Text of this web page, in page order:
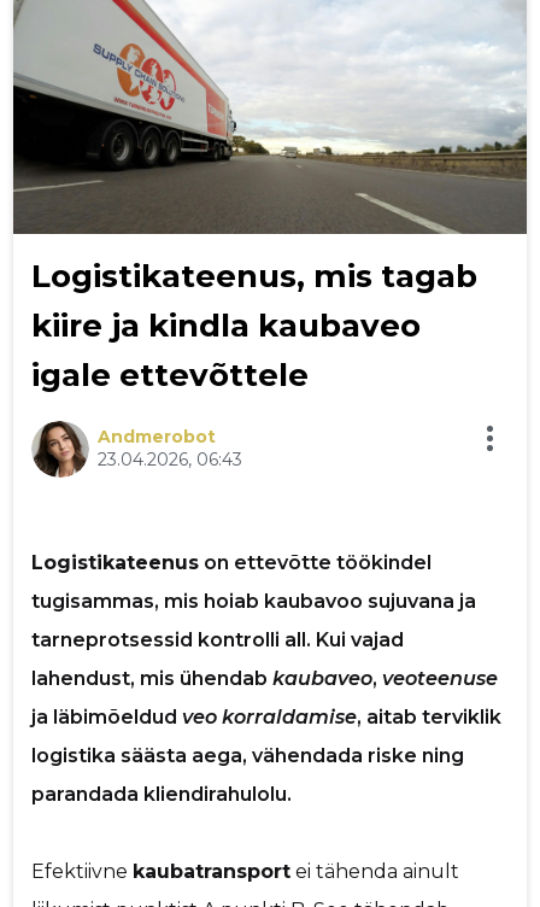
Logistikateenus, mis tagab
kiire ja kindla kaubaveo
igale ettevõttele
Andmerobot
23.04.2026, 06:43
Logistikateenus on ettevõtte töökindel
tugisammas, mis hoiab kaubavoo sujuvana ja
tarneprotsessid kontrolli all. Kui vajad
lahendust, mis ühendabkaubaveo,veoteenuse
ja läbimõeldudveo korraldamise, aitab terviklik
logistika säästa aega, vähendada riske ning
parandada kliendirahulolu.
Efektiivne kaubatransport ei tähenda ainult
Saaja e-mail
Sinu nimi
Sinu kommentaar